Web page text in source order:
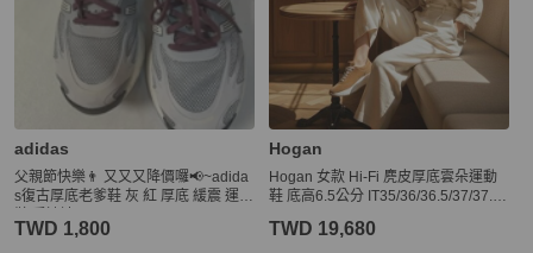
adidas
父親節快樂👨 又又又降價囉📢~adida
s復古厚底老爹鞋 灰 紅 厚底 緩震 運動
TWD 1,800
Hogan
Hogan 女款 Hi-Fi 麂皮厚底雲朵運動
鞋 底高6.5公分 IT35/36/36.5/37/37.5/
TWD 19,680